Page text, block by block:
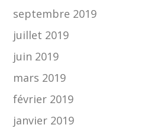
septembre 2019
juillet 2019
juin 2019
mars 2019
février 2019
janvier 2019